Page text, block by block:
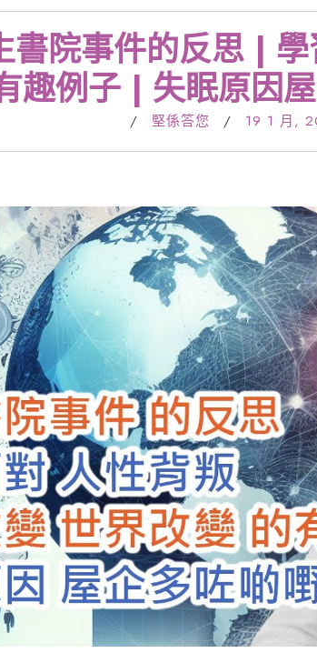
書院事件的反思 |
趣例子 | 失眠原因
/ 堅係答您 / 19 1 月,